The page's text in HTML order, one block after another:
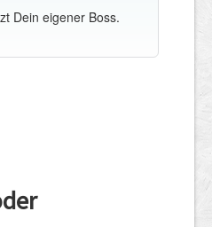
Dein eigener Boss.